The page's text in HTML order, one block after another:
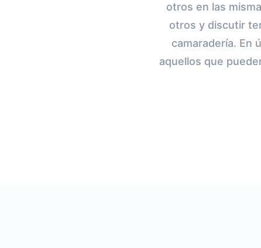
otros en las
otros y discutir
camaradería. En
aquellos que